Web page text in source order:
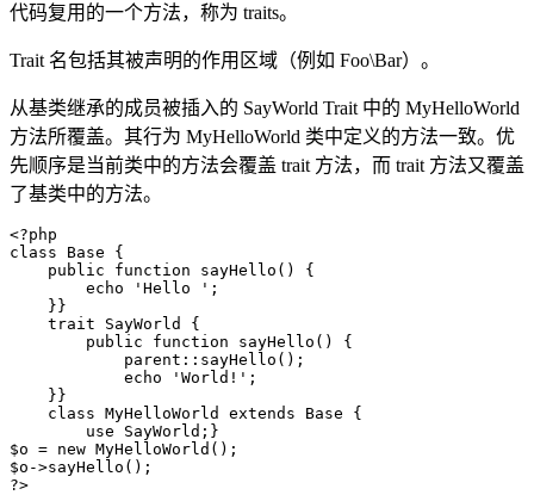
代码复用的一个方法，称为 traits。
Trait 名包括其被声明的作用区域（例如 Foo\Bar）。
从基类继承的成员被插入的 SayWorld Trait 中的 MyHelloWorld
方法所覆盖。其行为 MyHelloWorld 类中定义的方法一致。优
先顺序是当前类中的方法会覆盖 trait 方法，而 trait 方法又覆盖
了基类中的方法。
<?php
class Base {
    public function sayHello() {
        echo 'Hello ';
    }}
    trait SayWorld {
        public function sayHello() {
            parent::sayHello();
            echo 'World!';
    }}
class MyHelloWorld extends Base {
        use SayWorld;}
$o = new MyHelloWorld();
$o->sayHello();
?>